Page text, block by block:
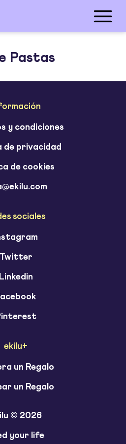
Pastas
y condiciones
de privacidad
de cookies
sociales
Twitter
Linkedin
ekilu+
un Regalo
un Regalo
© 2026
your life